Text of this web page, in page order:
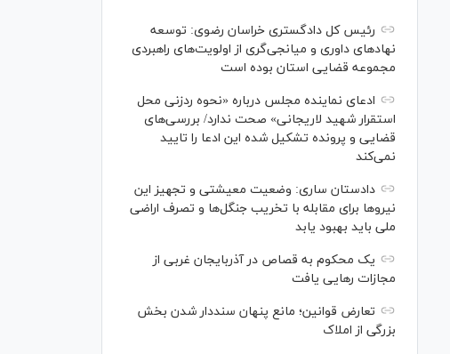
رئیس کل دادگستری خراسان رضوی: توسعه
نهاد‌های داوری و میانجی‌گری از اولویت‌های راهبردی
مجموعه قضایی استان بوده است
ادعای نماینده مجلس درباره «نحوه ردزنی محل
استقرار شهید لاریجانی» صحت ندارد/ بررسی‌های
قضایی و پرونده تشکیل شده این ادعا را تایید
نمی‌کند
دادستان ساری: وضعیت معیشتی و تجهیز این
نیرو‌ها برای مقابله با تخریب جنگل‌ها و تصرف اراضی
ملی باید بهبود یابد
یک محکوم به قصاص در آذربایجان‌ غربی از
مجازات رهایی یافت
تعارض قوانین؛ مانع پنهان سنددار شدن بخش
بزرگی از املاک